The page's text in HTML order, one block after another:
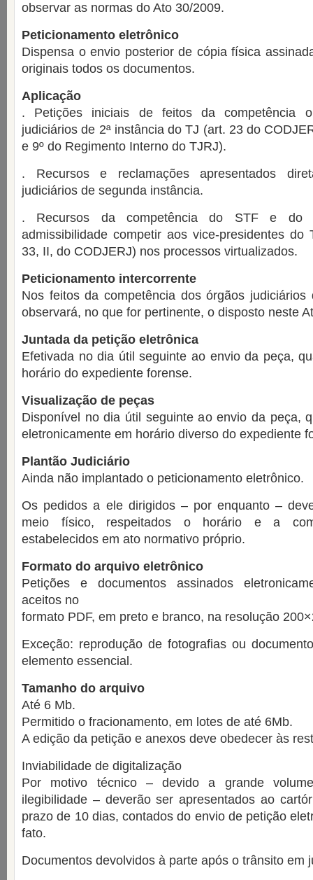
observar as normas do Ato 30/2009.
Peticionamento eletrônico
Dispensa o envio posterior de cópia física
originais todos os documentos.
Aplicação
. Petições iniciais de feitos da competência
judiciários de 2ª instância do TJ (art. 23 do
e 9º do Regimento Interno do TJRJ).
. Recursos e reclamações apresentados
judiciários de segunda instância.
. Recursos da competência do STF e
admissibilidade competir aos vice-presidentes do
33, II, do CODJERJ) nos processos virtualizados.
Peticionamento intercorrente
Nos feitos da competência dos órgãos judiciários
observará, no que for pertinente, o disposto neste
Juntada da petição eletrônica
Efetivada no dia útil seguinte ao envio da peça,
horário do expediente forense.
Visualização de peças
Disponível no dia útil seguinte ao envio da peça,
eletronicamente em horário diverso do expediente
Plantão Judiciário
Ainda não implantado o peticionamento eletrônico.
Os pedidos a ele dirigidos – por enquanto –
meio físico, respeitados o horário e a
estabelecidos em ato normativo próprio.
Formato do arquivo eletrônico
Petições e documentos assinados
aceitos no
formato PDF, em preto e branco, na resolução
Exceção: reprodução de fotografias ou
elemento essencial.
Tamanho do arquivo
Até 6 Mb.
Permitido o fracionamento, em lotes de até 6Mb.
A edição da petição e anexos deve obedecer às
Inviabilidade de digitalização
Por motivo técnico – devido a grande
ilegibilidade – deverão ser apresentados ao
prazo de 10 dias, contados do envio de petição
fato.
Documentos devolvidos à parte após o trânsito em